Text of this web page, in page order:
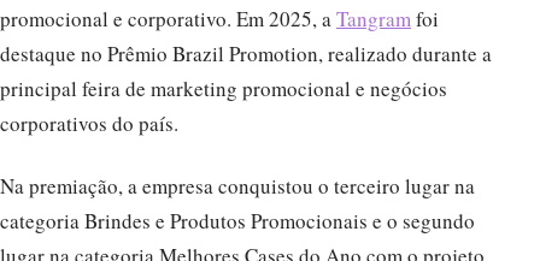
promocional e corporativo. Em 2025, aTangramfoi
destaque no Prêmio Brazil Promotion, realizado durante a
principal feira de marketing promocional e negócios
corporativos do país.
Na premiação, a empresa conquistou o terceiro lugar na
categoria Brindes e Produtos Promocionais e o segundo